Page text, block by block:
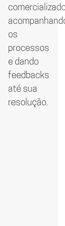
os
processos
e dando
feedbacks
até sua
resolução.